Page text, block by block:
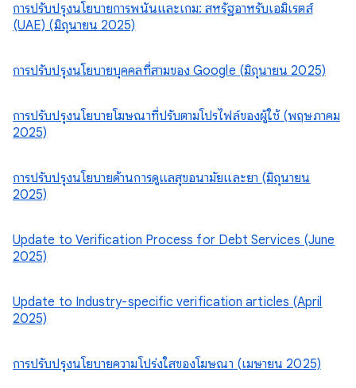
การปรับปรุงนโยบายการพนันและเกม: สหรัฐอาหรับเอมิเรตส์
(UAE) (มิถุนายน 2025)
การปรับปรุงนโยบายบุคคลที่สามของ Google (มิถุนายน 2025)
การปรับปรุงนโยบายโฆษณาที่ปรับตามโปรไฟล์ของผู้ใช้ (พฤษภาคม
2025)
การปรับปรุงนโยบายด้านการดูแลสุขอนามัยและยา (มิถุนายน
2025)
Update to Verification Process for Debt Services (June
2025)
Update to Industry-specific verification articles (April
2025)
การปรับปรุงนโยบายความโปร่งใสของโฆษณา (เมษายน 2025)